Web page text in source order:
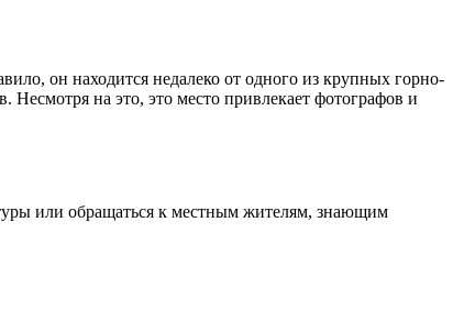
он находится недалеко от одного из крупных горно-
на это, это место привлекает фотографов и
или обращаться к местным жителям, знающим